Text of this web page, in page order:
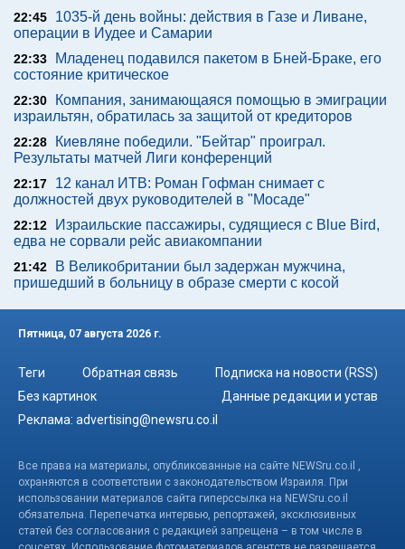
22:45
1035-й день войны: действия в Газе и Ливане,
операции в Иудее и Самарии
22:33
Младенец подавился пакетом в Бней-Браке, его
состояние критическое
22:30
Компания, занимающаяся помощью в эмиграции
израильтян, обратилась за защитой от кредиторов
22:28
Киевляне победили. "Бейтар" проиграл.
Результаты матчей Лиги конференций
22:17
12 канал ИТВ: Роман Гофман снимает с
должностей двух руководителей в "Мосаде"
22:12
Израильские пассажиры, судящиеся с Blue Bird,
едва не сорвали рейс авиакомпании
21:42
В Великобритании был задержан мужчина,
пришедший в больницу в образе смерти с косой
Пятница, 07 августа 2026 г.
Теги Обратная связь
Подписка на новости (RSS)
Без картинок
Данные редакции и устав
Реклама: advertising@newsru.co.il
Все права на материалы, опубликованные на сайте NEWSru.co.il ,
охраняются в соответствии с законодательством Израиля. При
использовании материалов сайта гиперссылка на NEWSru.co.il
обязательна. Перепечатка интервью, репортажей, эксклюзивных
статей без согласования с редакцией запрещена – в том числе в